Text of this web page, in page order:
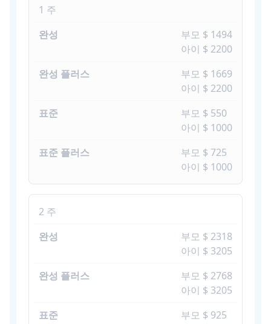
1 주
부모 $ 1494
아이 $ 2200
부모 $ 1669
아이 $ 2200
부모 $ 550
아이 $ 1000
부모 $ 725
아이 $ 1000
2 주
부모 $ 2318
아이 $ 3205
부모 $ 2768
아이 $ 3205
부모 $ 925